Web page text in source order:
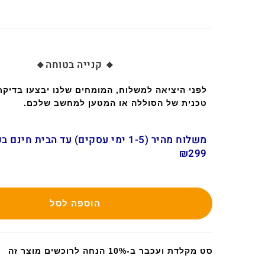
🔸 קנייה בטוחה🔸
לפני היציאה למשלוח, המומחים שלנו יבצעו
טכנית של הסוללה או המטען למחשב שלכם.
משלוח מהיר (1-5 ימי עסקים) עד הבית
₪299
הוספה לסל
סט מקלדת ועכבר ב-10% הנחה לרוכשים מוצר זה